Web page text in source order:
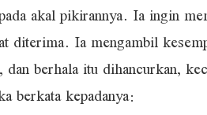
akal pikirannya. Ia ingin
diterima. Ia mengambil
berhala itu dihancurkan,
berkata kepadanya: